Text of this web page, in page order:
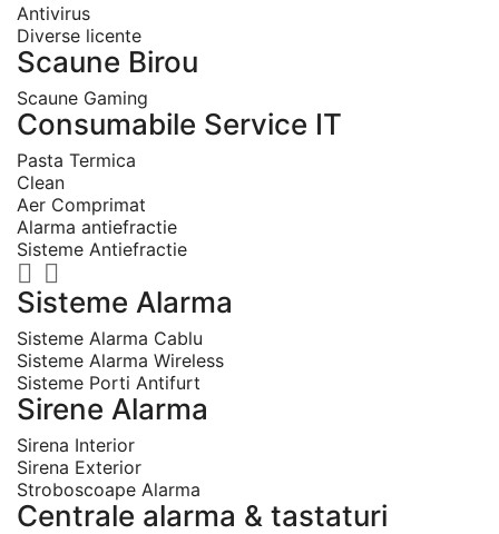
Antivirus
Diverse licente
Scaune Birou
Scaune Gaming
Consumabile Service IT
Pasta Termica
Clean
Aer Comprimat
Alarma antiefractie
Sisteme Antiefractie
 
Sisteme Alarma
Sisteme Alarma Cablu
Sisteme Alarma Wireless
Sisteme Porti Antifurt
Sirene Alarma
Sirena Interior
Sirena Exterior
Stroboscoape Alarma
Centrale alarma & tastaturi